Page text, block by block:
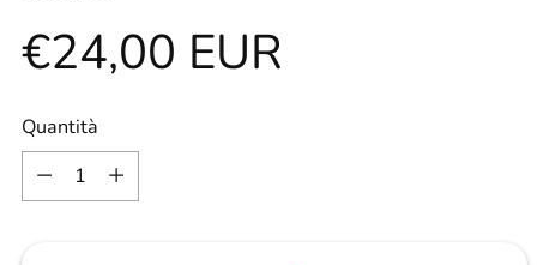
Prezzo
di
listino
€24,00 EUR
Quantità
Quantità